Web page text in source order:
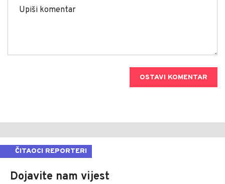
OSTAVI KOMENTAR
ČITAOCI REPORTERI
Dojavite nam vijest